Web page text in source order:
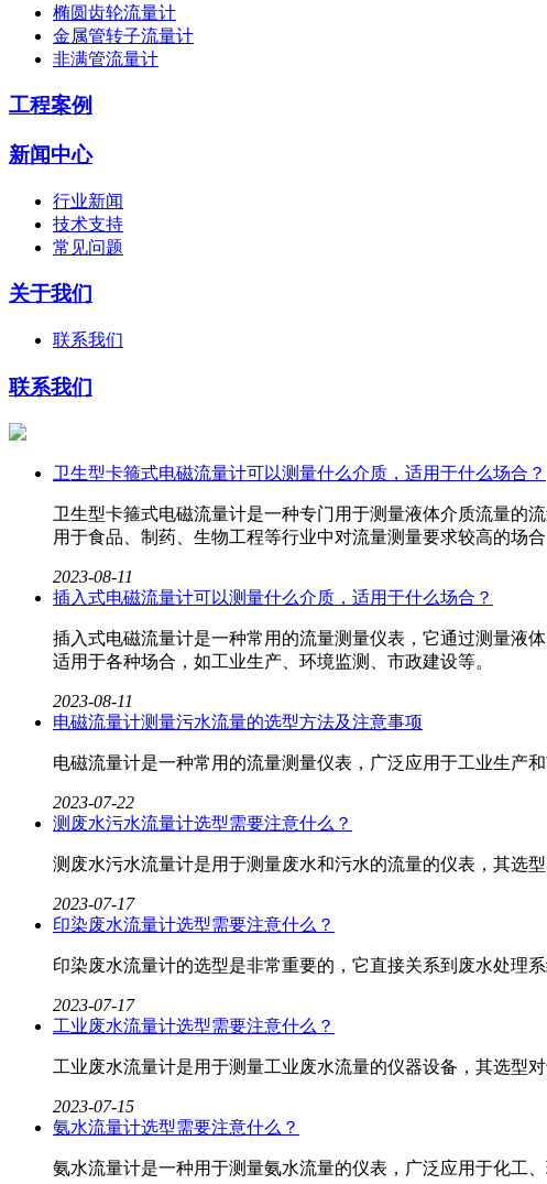
椭圆齿轮流量计
金属管转子流量计
非满管流量计
工程案例
新闻中心
行业新闻
技术支持
常见问题
关于我们
联系我们
联系我们
卫生型卡箍式电磁流量计可以测量什么介质，适用于什么场合？
卫生型卡箍式电磁流量计​是一种专门用于测量液体介质流量的
用于食品、制药、生物工程等行业中对流量测量要求较高的场合
2023-08-11
插入式电磁流量计可以测量什么介质，适用于什么场合？
插入式电磁流量计​是一种常用的流量测量仪表，它通过测量液
适用于各种场合，如工业生产、环境监测、市政建设等。
2023-08-11
电磁流量计测量污水流量的选型方法及注意事项
电磁流量计是一种常用的流量测量仪表，广泛应用于工业生产
2023-07-22
测废水污水流量计选型需要注意什么？
测废水污水流量计是用于测量废水和污水的流量的仪表，其选
2023-07-17
印染废水流量计选型需要注意什么？
印染废水流量计​的选型是非常重要的，它直接关系到废水处理
2023-07-17
工业废水流量计选型需要注意什么？
工业废水流量计​是用于测量工业废水流量的仪器设备，其选型
2023-07-15
氨水流量计选型需要注意什么？
氨水流量计​是一种用于测量氨水流量的仪表，广泛应用于化工